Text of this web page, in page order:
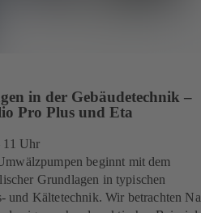
in der Gebäudetechnik –
Pro Plus und Eta
11 Uhr
beginnt mit dem
Grundlagen in typischen
und Kältetechnik. Wir betrachten